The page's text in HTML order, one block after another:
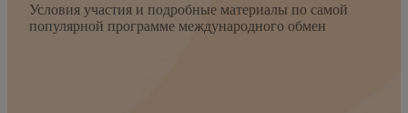
Условия участия и подробные материалы по самой
популярной программе международного обмен